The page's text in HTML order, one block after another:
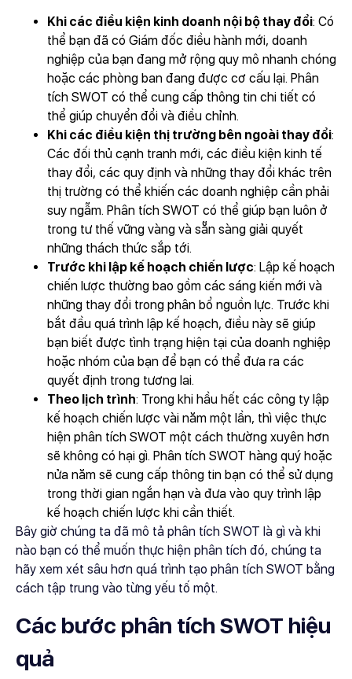
Khi các điều kiện kinh doanh nội bộ thay đổi: Có
thể bạn đã có Giám đốc điều hành mới, doanh
nghiệp của bạn đang mở rộng quy mô nhanh chóng
hoặc các phòng ban đang được cơ cấu lại. Phân
tích SWOT có thể cung cấp thông tin chi tiết có
thể giúp chuyển đổi và điều chỉnh.
Khi các điều kiện thị trường bên ngoài thay đổi:
Các đối thủ cạnh tranh mới, các điều kiện kinh tế
thay đổi, các quy định và những thay đổi khác trên
thị trường có thể khiến các doanh nghiệp cần phải
suy ngẫm. Phân tích SWOT có thể giúp bạn luôn ở
trong tư thế vững vàng và sẵn sàng giải quyết
những thách thức sắp tới.
Trước khi lập kế hoạch chiến lược: Lập kế hoạch
chiến lược thường bao gồm các sáng kiến ​​mới và
những thay đổi trong phân bổ nguồn lực. Trước khi
bắt đầu quá trình lập kế hoạch, điều này sẽ giúp
bạn biết được tình trạng hiện tại của doanh nghiệp
hoặc nhóm của bạn để bạn có thể đưa ra các
quyết định trong tương lai.
Theo lịch trình: Trong khi hầu hết các công ty lập
kế hoạch chiến lược vài năm một lần, thì việc thực
hiện phân tích SWOT một cách thường xuyên hơn
sẽ không có hại gì. Phân tích SWOT hàng quý hoặc
nửa năm sẽ cung cấp thông tin bạn có thể sử dụng
trong thời gian ngắn hạn và đưa vào quy trình lập
kế hoạch chiến lược khi cần thiết.
Bây giờ chúng ta đã mô tả phân tích SWOT là gì và khi
nào bạn có thể muốn thực hiện phân tích đó, chúng ta
hãy xem xét sâu hơn quá trình tạo phân tích SWOT bằng
cách tập trung vào từng yếu tố một.
Các bước phân tích SWOT hiệu
quả